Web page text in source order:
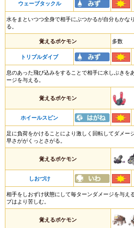
ウェーブタックル
水をまといつつ全身で相手にぶつかるが自分もかな
る。
覚えるポケモン 多数
トリプルダイブ
息のあった飛び込みをすることで相手に水しぶきを
ージを与える。
覚えるポケモン
ホイールスピン
足に負荷をかけることにより激しく回転してダメー
早さががくっとさがる。
覚えるポケモン
しおづけ
相手をしおずけ状態にして毎ターンダメージを与え
プはより苦しむ。
覚えるポケモン